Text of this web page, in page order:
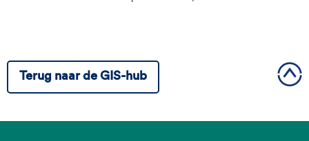
Terug naar de GIS-hub